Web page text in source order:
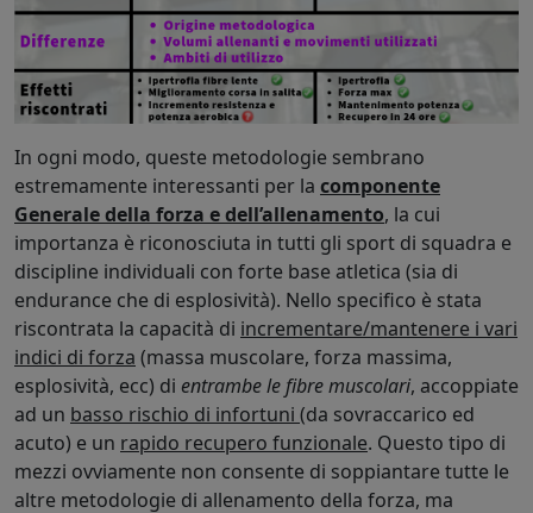
In ogni modo, queste metodologie sembrano
estremamente interessanti per la componente
Generale della forza e dell’allenamento, la cui
importanza è riconosciuta in tutti gli sport di squadra e
discipline individuali con forte base atletica (sia di
endurance che di esplosività). Nello specifico è stata
riscontrata la capacità di incrementare/mantenere i vari
indici di forza (massa muscolare, forza massima,
esplosività, ecc) di entrambe le fibre muscolari, accoppiate
ad un basso rischio di infortuni (da sovraccarico ed
acuto) e un rapido recupero funzionale. Questo tipo di
mezzi ovviamente non consente di soppiantare tutte le
altre metodologie di allenamento della forza, ma